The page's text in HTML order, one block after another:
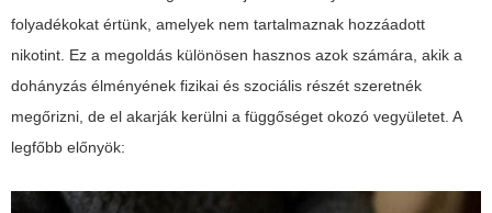
folyadékokat értünk, amelyek nem tartalmaznak hozzáadott
nikotint. Ez a megoldás különösen hasznos azok számára, akik a
dohányzás élményének fizikai és szociális részét szeretnék
megőrizni, de el akarják kerülni a függőséget okozó vegyületet. A
legfőbb előnyök: